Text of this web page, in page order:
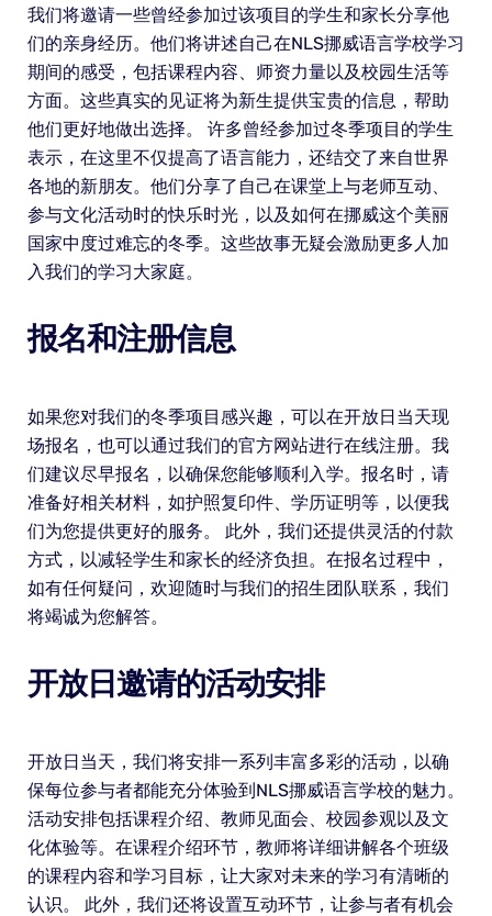
我们将邀请一些曾经参加过该项目的学生和家长分享他
们的亲身经历。他们将讲述自己在NLS挪威语言学校学习
期间的感受，包括课程内容、师资力量以及校园生活等
方面。这些真实的见证将为新生提供宝贵的信息，帮助
他们更好地做出选择。 许多曾经参加过冬季项目的学生
表示，在这里不仅提高了语言能力，还结交了来自世界
各地的新朋友。他们分享了自己在课堂上与老师互动、
参与文化活动时的快乐时光，以及如何在挪威这个美丽
国家中度过难忘的冬季。这些故事无疑会激励更多人加
入我们的学习大家庭。
报名和注册信息
如果您对我们的冬季项目感兴趣，可以在开放日当天现
场报名，也可以通过我们的官方网站进行在线注册。我
们建议尽早报名，以确保您能够顺利入学。报名时，请
准备好相关材料，如护照复印件、学历证明等，以便我
们为您提供更好的服务。 此外，我们还提供灵活的付款
方式，以减轻学生和家长的经济负担。在报名过程中，
如有任何疑问，欢迎随时与我们的招生团队联系，我们
将竭诚为您解答。
开放日邀请的活动安排
开放日当天，我们将安排一系列丰富多彩的活动，以确
保每位参与者都能充分体验到NLS挪威语言学校的魅力。
活动安排包括课程介绍、教师见面会、校园参观以及文
化体验等。在课程介绍环节，教师将详细讲解各个班级
的课程内容和学习目标，让大家对未来的学习有清晰的
认识。 此外，我们还将设置互动环节，让参与者有机会